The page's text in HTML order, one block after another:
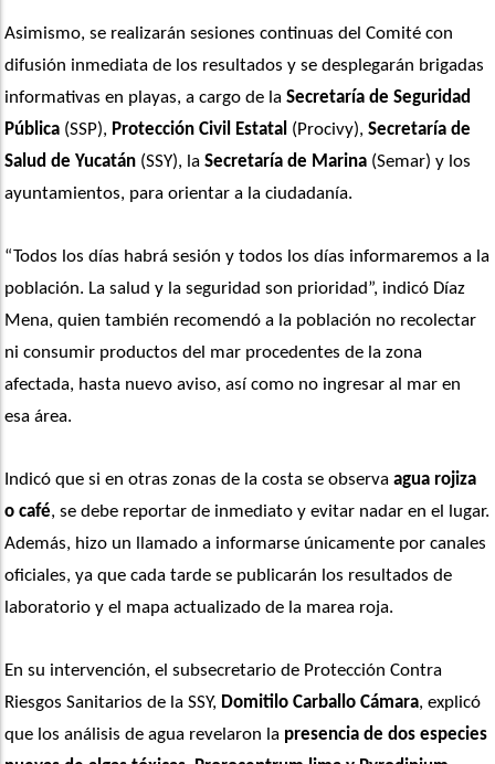
Asimismo, se realizarán sesiones continuas del Comité con
difusión inmediata de los resultados y se desplegarán brigadas
informativas en playas, a cargo de la Secretaría de Seguridad
Pública (SSP), Protección Civil Estatal (Procivy), Secretaría de
Salud de Yucatán (SSY), la Secretaría de Marina (Semar) y los
ayuntamientos, para orientar a la ciudadanía.
“Todos los días habrá sesión y todos los días informaremos a la
población. La salud y la seguridad son prioridad”, indicó Díaz
Mena, quien también recomendó a la población no recolectar
ni consumir productos del mar procedentes de la zona
afectada, hasta nuevo aviso, así como no ingresar al mar en
esa área.
Indicó que si en otras zonas de la costa se observa agua rojiza
o café, se debe reportar de inmediato y evitar nadar en el lugar.
Además, hizo un llamado a informarse únicamente por canales
oficiales, ya que cada tarde se publicarán los resultados de
laboratorio y el mapa actualizado de la marea roja.
En su intervención, el subsecretario de Protección Contra
Riesgos Sanitarios de la SSY, Domitilo Carballo Cámara, explicó
que los análisis de agua revelaron la presencia de dos especies